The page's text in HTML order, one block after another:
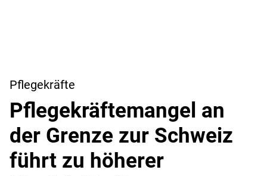
Pflegekräfte
Pflegekräftemangel an
der Grenze zur Schweiz
führt zu höherer